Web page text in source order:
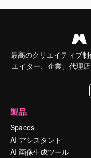
最高のクリエイティブ
エイター、企業、代理
製品
Spaces
AI アシスタント
AI 画像生成ツール